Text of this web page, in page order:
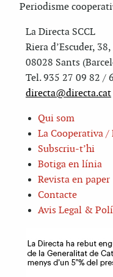
Periodisme
La Directa SCCL
Riera d’Escuder,
08028 Sants
Tel. 935 27 09 82 /
directa@directa.cat
Qui som
La Cooperativa /
Subscriu-t’hi
Botiga en línia
Revista en paper
Contacte
Avis Legal &